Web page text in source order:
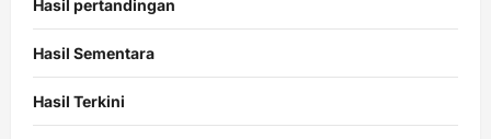
Hasil pertandingan
Hasil Sementara
Hasil Terkini